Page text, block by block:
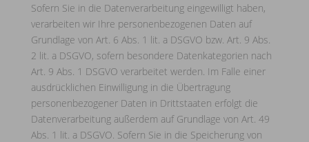
Sofern Sie in die Datenverarbeitung eingewilligt haben,
verarbeiten wir Ihre personenbezogenen Daten auf
Grundlage von Art. 6 Abs. 1 lit. a DSGVO bzw. Art. 9 Abs.
2 lit. a DSGVO, sofern besondere Datenkategorien nach
Art. 9 Abs. 1 DSGVO verarbeitet werden. Im Falle einer
ausdrücklichen Einwilligung in die Übertragung
personenbezogener Daten in Drittstaaten erfolgt die
Datenverarbeitung außerdem auf Grundlage von Art. 49
Abs. 1 lit. a DSGVO. Sofern Sie in die Speicherung von